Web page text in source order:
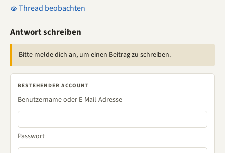
Thread beobachten
Antwort schreiben
Bitte melde dich an, um einen Beitrag zu schreiben.
BESTEHENDER ACCOUNT
Benutzername oder E-Mail-Adresse
Passwort